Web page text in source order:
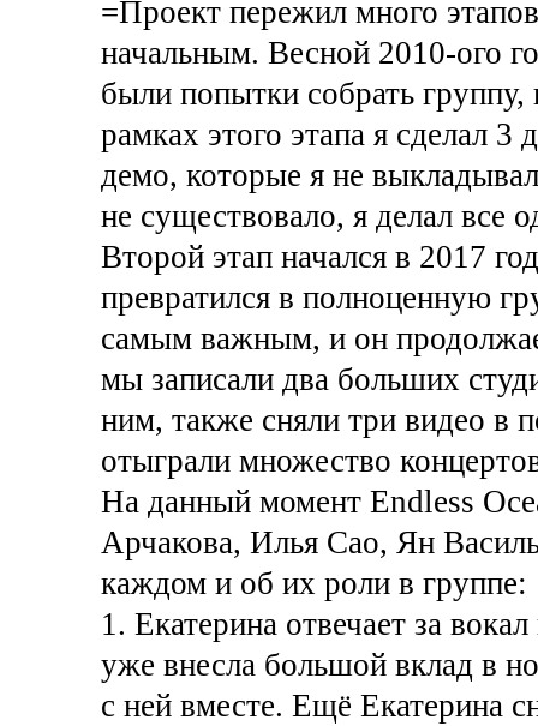
=Проект пережил много
начальным. Весной 2010-ого
были попытки собрать
рамках этого этапа я сделал
демо, которые я не
не существовало, я делал все
Второй этап начался в 2017
превратился в полноценную
самым важным, и он
мы записали два больших
ним, также сняли три видео в
отыграли множество
На данный момент Endless
Арчакова, Илья Сао, Ян
каждом и об их роли в группе:
1. Екатерина отвечает за
уже внесла большой вклад в
с ней вместе. Ещё Екатерина